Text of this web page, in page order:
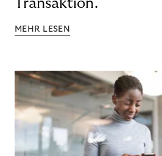
Transaktion.
MEHR LESEN